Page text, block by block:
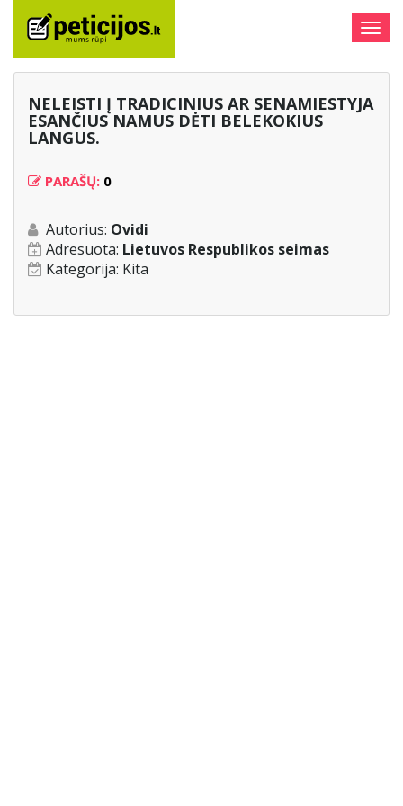
NELEISTI Į TRADICINIUS AR SENAMIESTYJA
ESANČIUS NAMUS DĖTI BELEKOKIUS
LANGUS.
PARAŠŲ: 0
Autorius: Ovidi
Adresuota: Lietuvos Respublikos seimas
Kategorija: Kita